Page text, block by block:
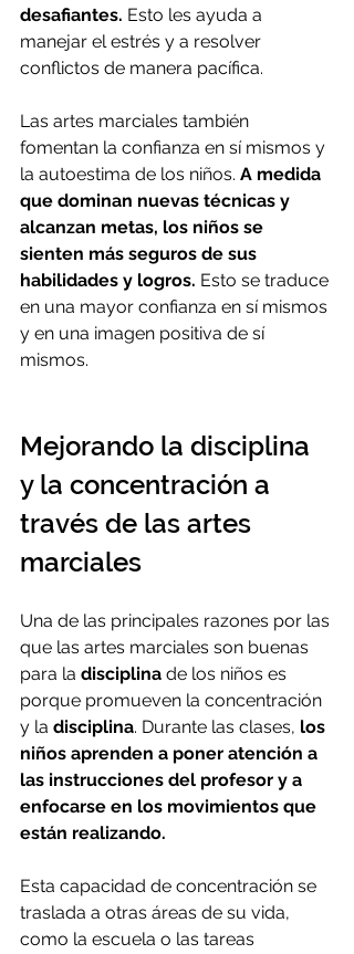
desafiantes. Esto les ayuda a
manejar el estrés y a resolver
conflictos de manera pacífica.
Las artes marciales también
fomentan la confianza en sí mismos y
la autoestima de los niños. A medida
que dominan nuevas técnicas y
alcanzan metas, los niños se
sienten más seguros de sus
habilidades y logros. Esto se traduce
en una mayor confianza en sí mismos
y en una imagen positiva de sí
mismos.
Mejorando la disciplina
y la concentración a
través de las artes
marciales
Una de las principales razones por las
que las artes marciales son buenas
para la disciplina de los niños es
porque promueven la concentración
y la disciplina. Durante las clases, los
niños aprenden a poner atención a
las instrucciones del profesor y a
enfocarse en los movimientos que
están realizando.
Esta capacidad de concentración se
traslada a otras áreas de su vida,
como la escuela o las tareas